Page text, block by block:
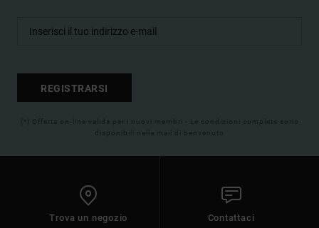
REGISTRARSI
(*) Offerta on-line valida per i nuovi membri - Le condizioni complete sono
disponibili nella mail di benvenuto
Trova un negozio Contattaci